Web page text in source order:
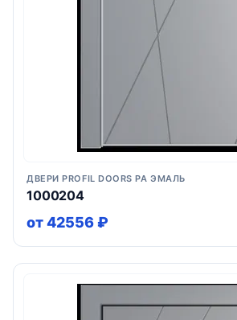
ДВЕРИ PROFIL DOORS PA ЭМАЛЬ
1000204
от 42556 ₽